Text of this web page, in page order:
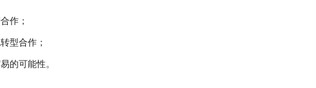
作；
型合作；
的可能性。